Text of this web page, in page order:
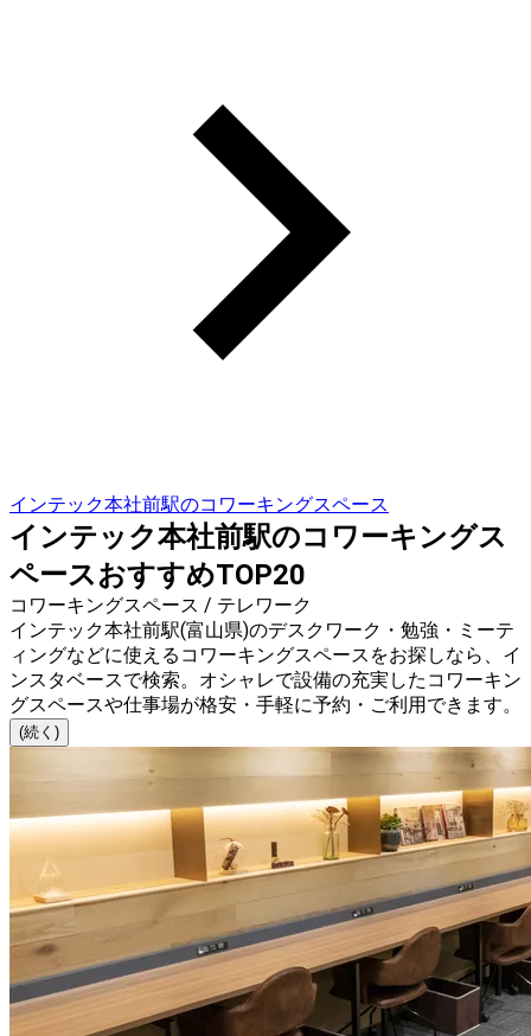
インテック本社前駅のコワーキングスペース
インテック本社前駅のコワーキングス
ペースおすすめTOP20
コワーキングスペース / テレワーク
インテック本社前駅(富山県)のデスクワーク・勉強・ミーテ
ィングなどに使えるコワーキングスペースをお探しなら、イ
ンスタベースで検索。オシャレで設備の充実したコワーキン
グスペースや仕事場が格安・手軽に予約・ご利用できます。
(続く)